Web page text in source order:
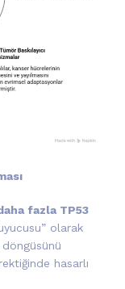
fazla TP53
olarak
döngüsünü
hasarlı